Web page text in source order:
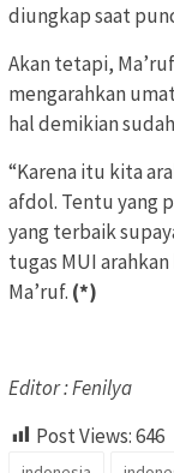
diungkap saat
Akan tetapi,
mengarahkan
hal demikian
“Karena itu kita
afdol. Tentu yang
yang terbaik
tugas MUI
Ma’ruf. (*)
Editor : Fenilya
Post Views:646